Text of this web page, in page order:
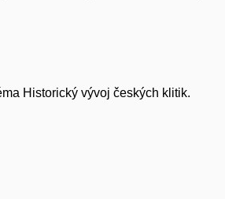
Historický vývoj českých klitik.